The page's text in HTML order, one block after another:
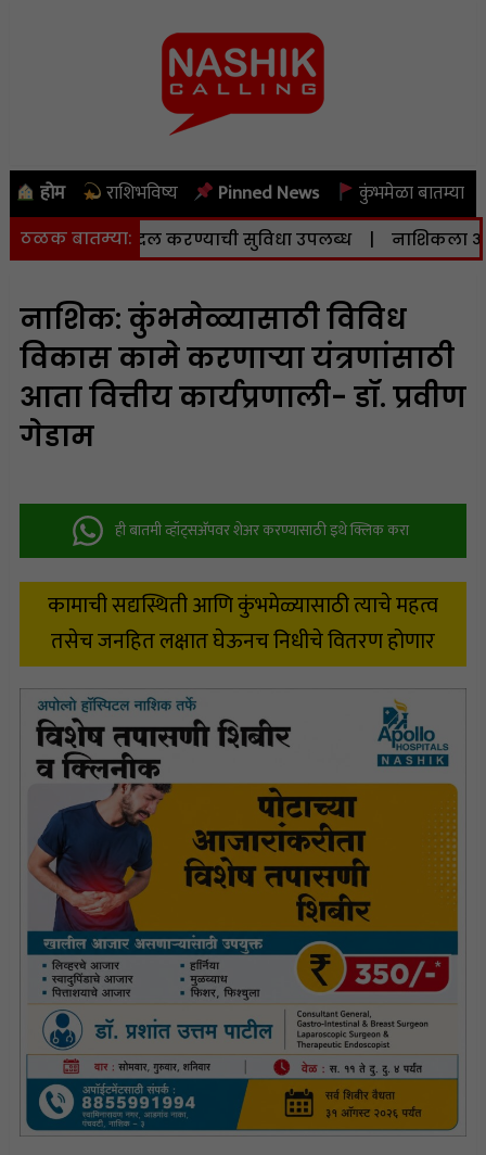
होम राशिभविष्य Pinned News कुंभमेळा बातम्या
ठळक बातम्या:
बदल करण्याची सुविधा उपलब्ध | नाशिकला आज (दि. ६)
नाशिक: कुंभमेळ्यासाठी विविध
विकास कामे करणाऱ्या यंत्रणांसाठी
आता वित्तीय कार्यप्रणाली- डॉ. प्रवीण
गेडाम
ही बातमी व्हॉट्सअ‍ॅपवर शेअर करण्यासाठी इथे क्लिक करा
कामाची सद्यस्थिती आणि कुंभमेळ्यासाठी त्याचे महत्व
तसेच जनहित लक्षात घेऊनच निधीचे वितरण होणार